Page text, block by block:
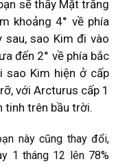
sẽ thấy Mặt trăng
khoảng 4° về phía
sau, sao Kim đi vào
đến 2° về phía bắc
sao Kim hiện ở cấp
với Arcturus cấp 1
tinh trên bầu trời.
này cũng thay đổi,
1 tháng 12 lên 78%